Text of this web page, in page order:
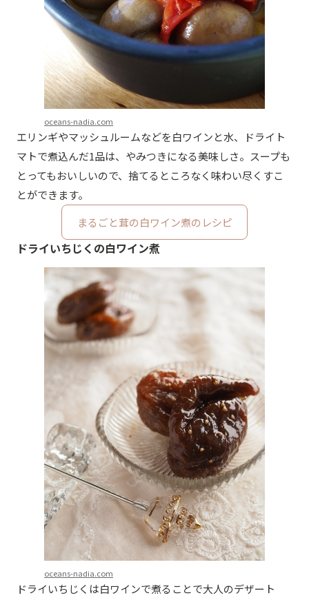
oceans-nadia.com
エリンギやマッシュルームなどを白ワインと水、ドライト
マトで煮込んだ1品は、やみつきになる美味しさ。スープも
とってもおいしいので、捨てるところなく味わい尽くすこ
とができます。
まるごと茸の白ワイン煮のレシピ
ドライいちじくの白ワイン煮
oceans-nadia.com
ドライいちじくは白ワインで煮ることで大人のデザート